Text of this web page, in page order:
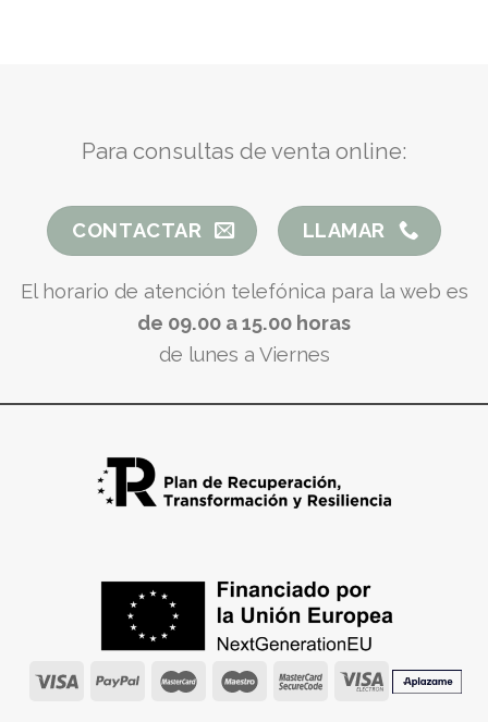
Para consultas de venta online:
CONTACTAR LLAMAR
El horario de atención telefónica para la web es
de 09.00 a 15.00 horas
de lunes a Viernes